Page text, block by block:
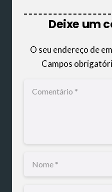
Deixe um
O seu endereço de
Campos